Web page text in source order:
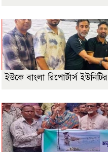
ইউকে বাংলা রিপোর্টার্স